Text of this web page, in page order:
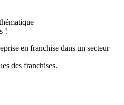
!
en franchise dans un secteur
des franchises.